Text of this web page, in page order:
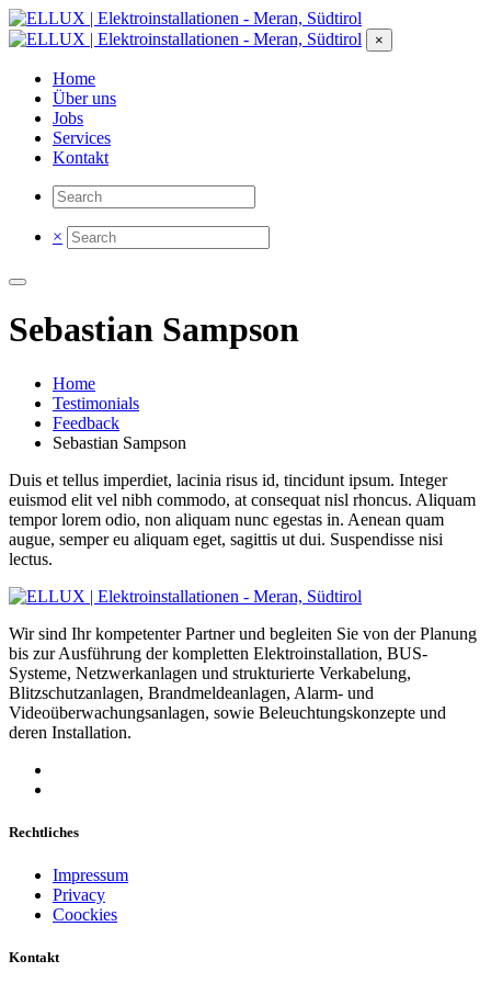
×
Home
Über uns
Jobs
Services
Kontakt
×
Sebastian Sampson
Home
Testimonials
Feedback
Sebastian Sampson
Duis et tellus imperdiet, lacinia risus id, tincidunt ipsum. Integer
euismod elit vel nibh commodo, at consequat nisl rhoncus. Aliquam
tempor lorem odio, non aliquam nunc egestas in. Aenean quam
augue, semper eu aliquam eget, sagittis ut dui. Suspendisse nisi
lectus.
Wir sind Ihr kompetenter Partner und begleiten Sie von der Planung
bis zur Ausführung der kompletten Elektroinstallation, BUS-
Systeme, Netzwerkanlagen und strukturierte Verkabelung,
Blitzschutzanlagen, Brandmeldeanlagen, Alarm- und
Videoüberwachungsanlagen, sowie Beleuchtungskonzepte und
deren Installation.
Rechtliches
Impressum
Privacy
Coockies
Kontakt